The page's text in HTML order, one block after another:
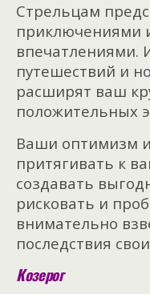
Стрельцам
приключениями
впечатлениями.
путешествий и
расширят ваш
положительных
Ваши оптимизм и
притягивать к
создавать
рисковать и
внимательно
последствия
Козерог